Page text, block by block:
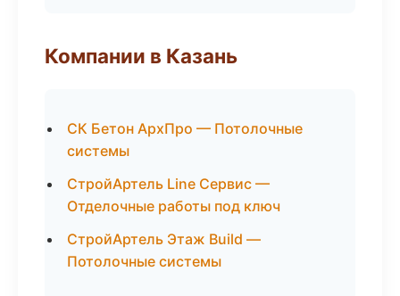
Компании в Казань
СК Бетон АрхПро — Потолочные
системы
СтройАртель Line Сервис —
Отделочные работы под ключ
СтройАртель Этаж Build —
Потолочные системы